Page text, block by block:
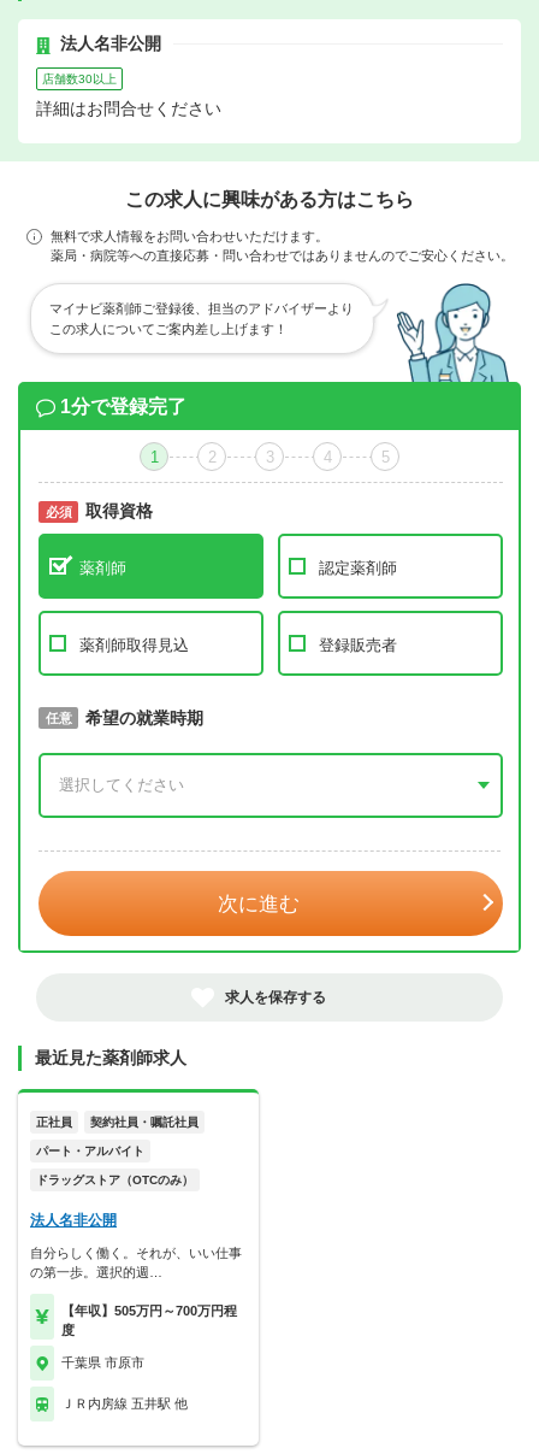
法人名非公開
店舗数30以上
詳細はお問合せください
この求人に興味がある方はこちら
無料で求人情報をお問い合わせいただけます。
薬局・病院等への直接応募・問い合わせではありませんのでご安心ください。
マイナビ薬剤師ご登録後、担当のアドバイザーより
この求人についてご案内差し上げます！
1分で登録完了
1 2 3 4 5
必須 取得資格
薬剤師 認定薬剤師
薬剤師取得見込 登録販売者
必須 取得予定年
任意 希望の就業時期
次に進む
求人を保存する
最近見た薬剤師求人
正社員 契約社員・嘱託社員
パート・アルバイト
ドラッグストア（OTCのみ）
法人名非公開
自分らしく働く。それが、いい仕事
の第一歩。選択的週…
【年収】505万円～700万円程
度
千葉県 市原市
ＪＲ内房線 五井駅 他